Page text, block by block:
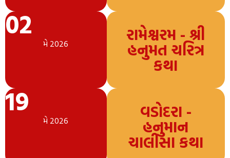
02
મે 2026 રામેશ્વરમ - શ્રી
હનુમત ચરિત્ર
કથા
19
મે 2026 વડોદરા -
હનુમાન
ચાલીસા કથા